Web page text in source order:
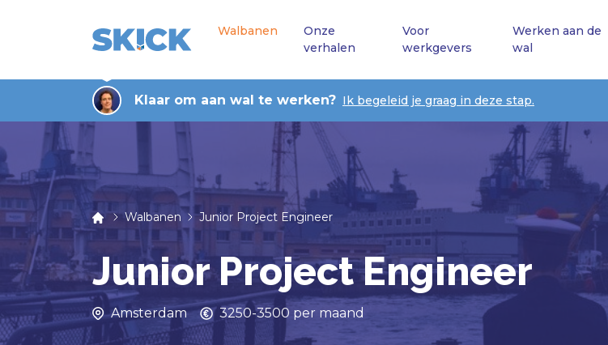
Walbanen
Onze
verhalen
Voor
werkgevers
Werken aan de
wal
Klaar om aan wal te werken? Ik begeleid je graag in deze stap.
Walbanen Junior Project Engineer
Junior Project Engineer
Amsterdam 3250-3500 per maand